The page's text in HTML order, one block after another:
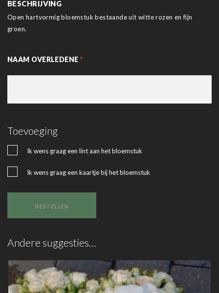
BESCHRIJVING
Open hartvormig bloemstuk bestaande uit witte rozen en fijn
groen.
NAAM OVERLEDENE *
Toevoeging
Ik wens graag een lint aan het bloemstuk
Ik wens graag een kaartje bij het bloemstuk
BESTELLEN
Andere suggesties…